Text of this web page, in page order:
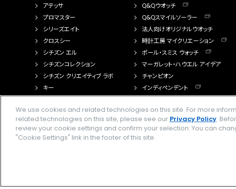
アテッサ
プロマスター
シリーズエイト
クロスシー
シチズン エル
シチズンコレクション
シチズン クリエイティブ ラボ
キー
Q&Qウオッチ
Q&Qスマイルソーラー
法人向けオリジナルウオッチ
時計工房 マイクリエーション
ポール・スミス ウォッチ
マーガレット・ハウエル アイデア
チャンピオン
インディペンデント
We use cookies and related technologies on this site. For more
related technologies on this site, please see our Privacy Policy.
review your cookie settings and confirm your selection. You can
"Cookie Settings" link in the footer of this site.